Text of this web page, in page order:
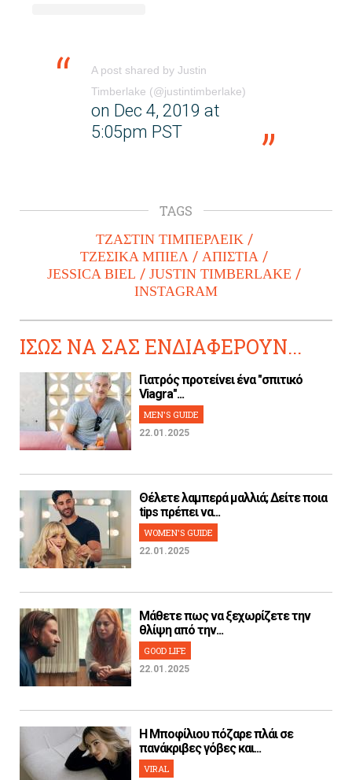
A post shared by Justin
Timberlake (@justintimberlake)
on Dec 4, 2019 at
5:05pm PST
TAGS
ΤΖΑΣΤΙΝ ΤΙΜΠΕΡΛΕΙΚ
ΤΖΕΣΙΚΑ ΜΠΙΕΛ
ΑΠΙΣΤΙΑ
JESSICA BIEL
JUSTIN TIMBERLAKE
INSTAGRAM
ΙΣΩΣ ΝΑ ΣΑΣ ΕΝΔΙΑΦΕΡΟΥΝ...
Γιατρός προτείνει ένα "σπιτικό
Viagra"...
MEN'S GUIDE
22.01.2025
Θέλετε λαμπερά μαλλιά; Δείτε ποια
tips πρέπει να...
WOMEN'S GUIDE
22.01.2025
Μάθετε πως να ξεχωρίζετε την
θλίψη από την...
GOOD LIFE
22.01.2025
H Μποφίλιου πόζαρε πλάι σε
πανάκριβες γόβες και...
VIRAL